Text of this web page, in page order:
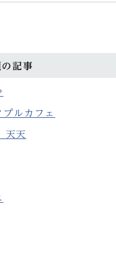
記事
ルカフェ
天